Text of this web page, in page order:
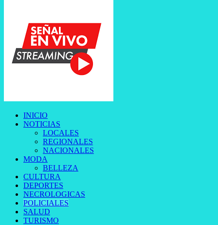
INICIO
NOTICIAS
LOCALES
REGIONALES
NACIONALES
MODA
BELLEZA
CULTURA
DEPORTES
NECROLOGICAS
POLICIALES
SALUD
TURISMO